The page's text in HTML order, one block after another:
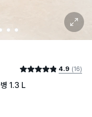
8 9 10
확대 보기
별점 4.9점 4.9 (16)
1.3 L